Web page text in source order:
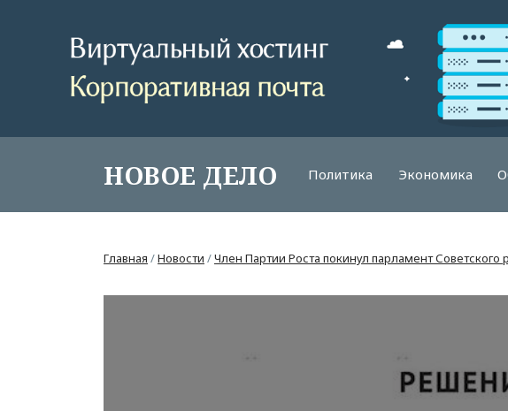
НОВОЕ ДЕЛО Политика Экономика
Главная /Новости /Член Партии Роста покинул парламент Советского